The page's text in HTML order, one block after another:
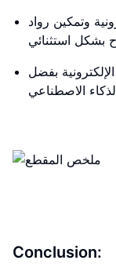
وتمكين رواد
بشكل استثنائي
بفضل
الاصطناعي
Conclusion: